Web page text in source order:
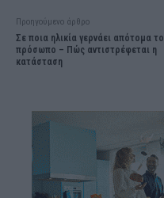
Προηγούμενο άρθρο
Σε ποια ηλικία γερνάει απότομα το
πρόσωπο – Πώς αντιστρέφεται η
κατάσταση